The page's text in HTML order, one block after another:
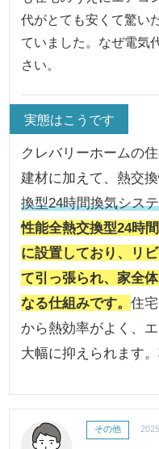
代がとても安くて驚い
ていました。なぜ電気
さい。
実態はこうです
クレバリーホームの
建材に加えて、熱交
換型24時間換気シス
性能全熱交換型24時
に設置しており、リ
て引っ張られ、家全
なる仕組みです。住
から熱効率がよく、
大幅に抑えられます
その他